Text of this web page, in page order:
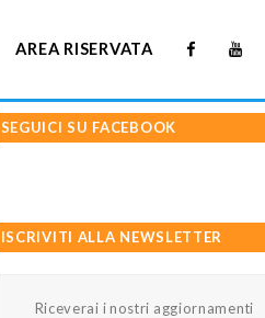
AREA RISERVATA
SEGUICI SU FACEBOOK
ISCRIVITI ALLA NEWSLETTER
Riceverai i nostri aggiornamenti